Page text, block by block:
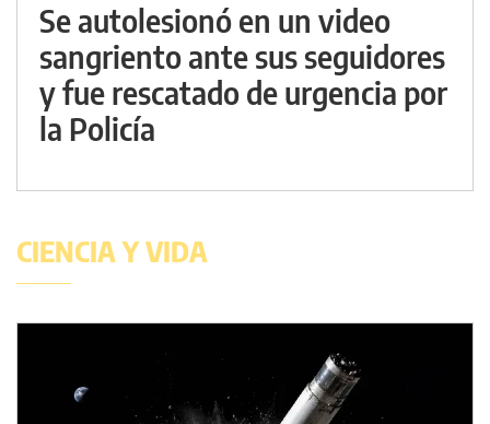
Se autolesionó en un video
sangriento ante sus seguidores
y fue rescatado de urgencia por
la Policía
CIENCIA Y VIDA